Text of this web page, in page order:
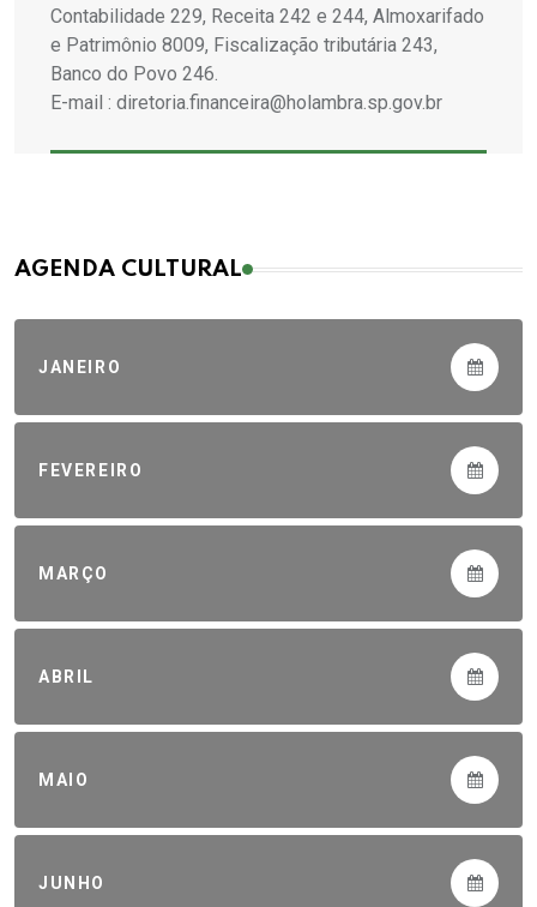
Contabilidade 229, Receita 242 e 244, Almoxarifado
e Patrimônio 8009, Fiscalização tributária 243,
Banco do Povo 246.
E-mail : diretoria.financeira@holambra.sp.gov.br
AGENDA CULTURAL
JANEIRO
FEVEREIRO
MARÇO
ABRIL
MAIO
JUNHO